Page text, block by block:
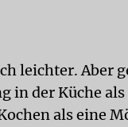
leichter. Aber
in der Küche als
als eine